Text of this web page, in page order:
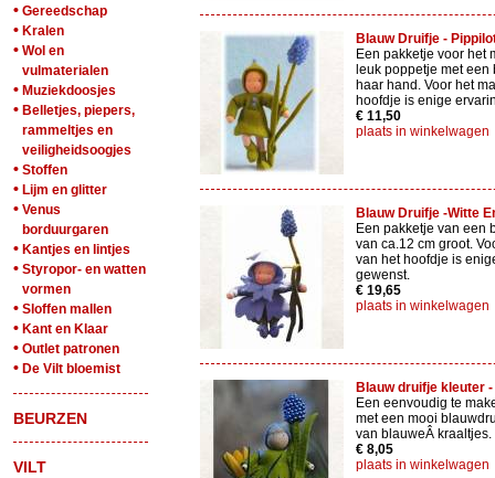
• Gereedschap
• Kralen
• Wol en
vulmaterialen
• Muziekdoosjes
• Belletjes, piepers,
rammeltjes en
veiligheidsoogjes
• Stoffen
• Lijm en glitter
• Venus
borduurgaren
• Kantjes en lintjes
• Styropor- en watten
vormen
• Sloffen mallen
• Kant en Klaar
• Outlet patronen
• De Vilt bloemist
BEURZEN
VILT
Blauw Druifje -
Een pakketje voor het
leuk poppetje met
haar hand. Voor het
hoofdje is enige
€ 11,50
plaats in winkelwagen
Blauw Druifje -Witte
Een pakketje van een
van ca.12 cm groot.
van het hoofdje is
gewenst.
€ 19,65
plaats in winkelwagen
Blauw druifje kleuter -
Een eenvoudig te
met een mooi
van blauweÂ kraaltjes.
€ 8,05
plaats in winkelwagen